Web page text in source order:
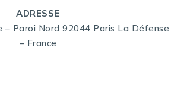
ADRESSE
– Paroi Nord 92044 Paris La Défense
– France